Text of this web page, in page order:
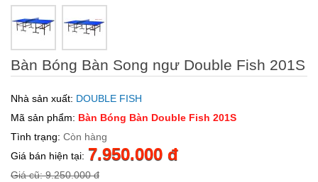
Bàn Bóng Bàn Song ngư Double Fish 201S
Nhà sản xuất: DOUBLE FISH
Mã sản phẩm: Bàn Bóng Bàn Double Fish 201S
Tình trạng: Còn hàng
Giá bán hiện tại: 7.950.000 đ
Giá cũ: 9.250.000 đ